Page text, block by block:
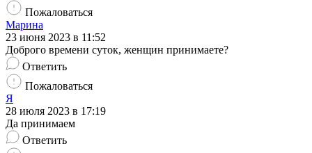
Пожаловаться
Марина
23 июня 2023 в 11:52
Доброго времени суток, женщин принимаете?
Ответить
Пожаловаться
Я
28 июля 2023 в 17:19
Да принимаем
Ответить